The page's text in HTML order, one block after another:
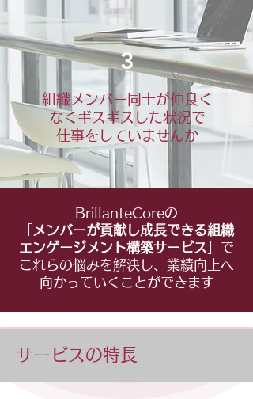
3
組織メンバー同士が仲良く
なくギスギスした状況で
仕事を していませんか
BrillanteCoreの
メンバーが貢献し成長できる組織
エンゲージメント構築サービス
」で
これらの悩みを解決し、業績向上へ
向かっていくことができます
サービスの特長